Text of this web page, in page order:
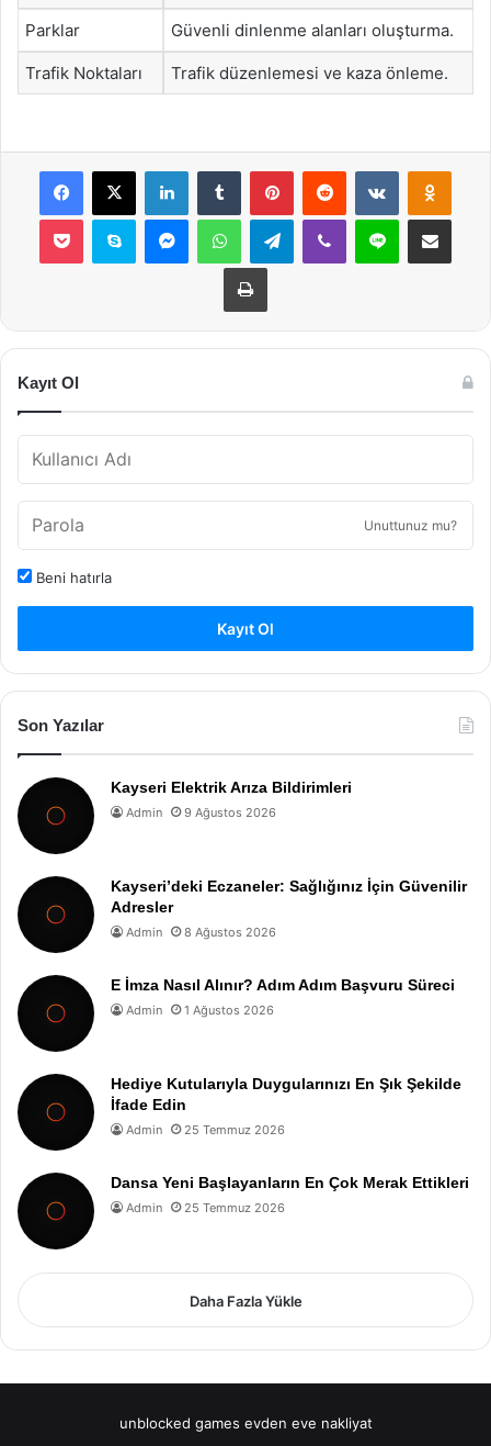
Parklar Güvenli dinlenme alanları oluşturma.
Trafik Noktaları Trafik düzenlemesi ve kaza önleme.
Facebook
X LinkedInTumblr PinterestReddit VKontakte
Pocket Skype MessengerWhatsAppTelegramViber Line E-Posta ile
Yazdır
Kayıt Ol
Unuttunuz mu?
Beni hatırla
Kayıt Ol
Son Yazılar
Kayseri Elektrik Arıza Bildirimleri
Admin 9 Ağustos 2026
Kayseri’deki Eczaneler: Sağlığınız İçin Güvenilir
Adresler
Admin 8 Ağustos 2026
E İmza Nasıl Alınır? Adım Adım Başvuru Süreci
Admin 1 Ağustos 2026
Hediye Kutularıyla Duygularınızı En Şık Şekilde
İfade Edin
Admin 25 Temmuz 2026
Dansa Yeni Başlayanların En Çok Merak Ettikleri
Admin 25 Temmuz 2026
Daha Fazla Yükle
unblocked games evden eve nakliyat